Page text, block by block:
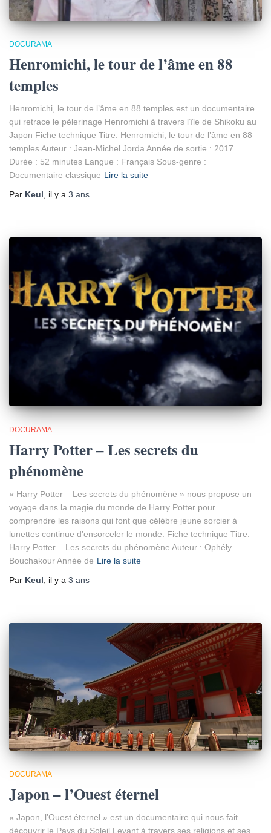
DOCURAMA
Henromichi, le tour de l’âme en 88
temples
Henromichi, le tour de l’âme en 88 temples est un documentaire
qui retrace le pèlerinage Henromichi à travers l’île de Shikoku au
Japon Fiche technique Titre: Henromichi, le tour de l’âme en 88
temples Auteur : Jean-Michel Jorda Année de sortie : 2017
Durée : 52 minutes Langue : Français Sous-genre :
Documentaire classique Lire la suite
Par Keul , il y a 3 ans
DOCURAMA
Harry Potter – Les secrets du
phénomène
« Harry Potter – Les secrets du phénomène » nous propose un
voyage dans la magie du monde de Harry Potter pour
comprendre les raisons qui font que célèbre jeune sorcier à
lunettes continue d’ensorceler le monde. Fiche technique Titre:
Harry Potter – Les secrets du phénomène Auteur : Ophély
Bouchakour Année de Lire la suite
Par Keul , il y a 3 ans
DOCURAMA
Japon – l’Ouest éternel
« Japon, l’Ouest éternel » est un documentaire qui nous fait
découvrir le Pays du Soleil Levant à travers ses religions et ses